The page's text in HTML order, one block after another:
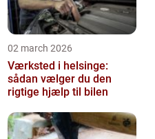
02 march 2026
Værksted i helsinge:
sådan vælger du den
rigtige hjælp til bilen